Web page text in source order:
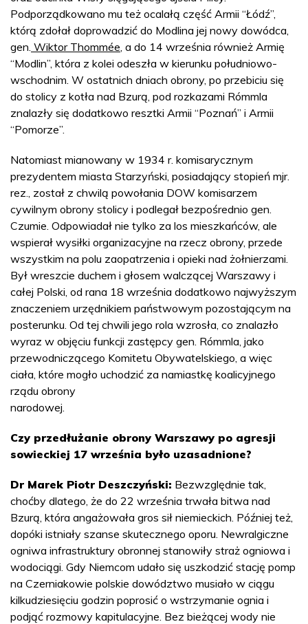
Podporządkowano mu też ocalałą część Armii “Łódź”,
którą zdołał doprowadzić do Modlina jej nowy dowódca,
gen. Wiktor Thommée , a do 14 września również Armię
“Modlin”, która z kolei odeszła w kierunku południowo-
wschodnim. W ostatnich dniach obrony, po przebiciu się
do stolicy z kotła nad Bzurą, pod rozkazami Rómmla
znalazły się dodatkowo resztki Armii “Poznań” i Armii
“Pomorze”.
Natomiast mianowany w 1934 r. komisarycznym
prezydentem miasta Starzyński, posiadający stopień mjr.
rez., został z chwilą powołania DOW komisarzem
cywilnym obrony stolicy i podlegał bezpośrednio gen.
Czumie. Odpowiadał nie tylko za los mieszkańców, ale
wspierał wysiłki organizacyjne na rzecz obrony, przede
wszystkim na polu zaopatrzenia i opieki nad żołnierzami.
Był wreszcie duchem i głosem walczącej Warszawy i
całej Polski, od rana 18 września dodatkowo najwyższym
znaczeniem urzędnikiem państwowym pozostającym na
posterunku. Od tej chwili jego rola wzrosła, co znalazło
wyraz w objęciu funkcji zastępcy gen. Rómmla, jako
przewodniczącego Komitetu Obywatelskiego, a więc
ciała, które mogło uchodzić za namiastkę koalicyjnego
rządu obrony
narodowej.
Czy przedłużanie obrony Warszawy po agresji
sowieckiej 17 września było uzasadnione?
Dr Marek Piotr Deszczyński: Bezwzględnie tak,
choćby dlatego, że do 22 września trwała bitwa nad
Bzurą, która angażowała gros sił niemieckich. Później też,
dopóki istniały szanse skutecznego oporu. Newralgiczne
ogniwa infrastruktury obronnej stanowiły straż ogniowa i
wodociągi. Gdy Niemcom udało się uszkodzić stację pomp
na Czerniakowie polskie dowództwo musiało w ciągu
kilkudziesięciu godzin poprosić o wstrzymanie ognia i
podjąć rozmowy kapitulacyjne. Bez bieżącej wody nie